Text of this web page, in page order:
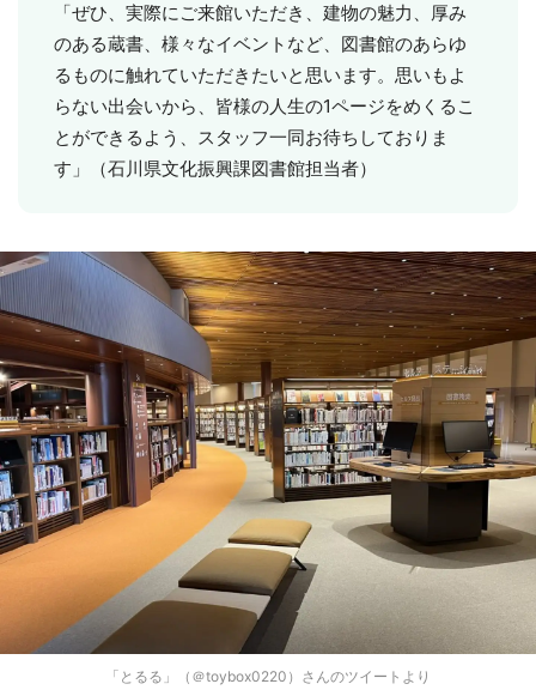
「ぜひ、実際にご来館いただき、建物の魅力、厚み
のある蔵書、様々なイベントなど、図書館のあらゆ
るものに触れていただきたいと思います。思いもよ
らない出会いから、皆様の人生の1ページをめくるこ
とができるよう、スタッフ一同お待ちしておりま
す」（石川県文化振興課図書館担当者）
「とるる」（＠toybox0220）さんのツイートより